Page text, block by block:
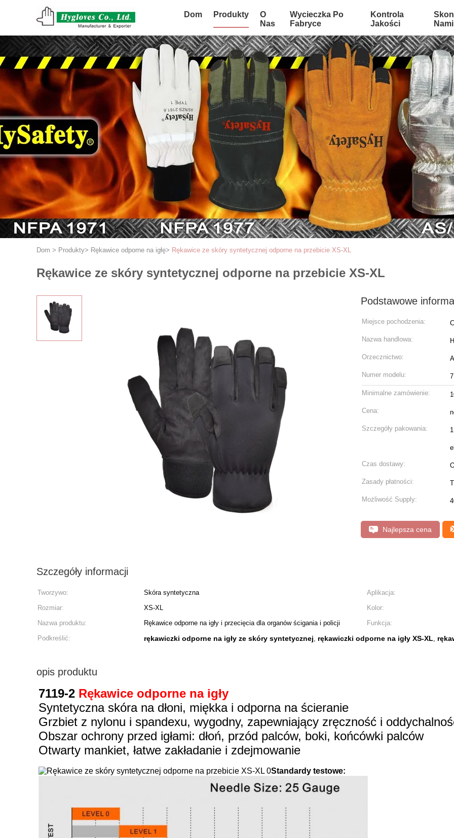
Dom Produkty
O
Nas
Wycieczka Po
Fabryce
Kontrola
Jakości
Nami
Dom > Produkty> Rękawice odporne na igłę> Rękawice ze skóry syntetycznej odporne na przebicie XS-XL
Rękawice ze skóry syntetycznej odporne na przebicie XS-XL
Podstawowe
Miejsce pochodzenia:
Nazwa handlowa:
Orzecznictwo:
Numer modelu:
Minimalne zamówienie:
Cena:
Szczegóły pakowania:
Czas dostawy:
Zasady płatności:
Możliwość Supply:
Najlepsza cena
Szczegóły informacji
Tworzywo: Skóra syntetyczna
Aplikacja:
Rozmiar:
XS-XL
Kolor:
Nazwa produktu:
Rękawice odporne na igły i przecięcia dla organów ścigania i policji
Funkcja:
Podkreślić:
rękawiczki odporne na igły ze skóry syntetycznej, rękawiczki odporne na igły XS-XL,
opis produktu
7119-2 Rękawice odporne na igły
Syntetyczna skóra na dłoni, miękka i odporna na ścieranie
Grzbiet z nylonu i spandexu, wygodny, zapewniający zręczność i
Obszar ochrony przed igłami: dłoń, przód palców, boki, końcówki palców
Otwarty mankiet, łatwe zakładanie i zdejmowanie
Standardy testowe: